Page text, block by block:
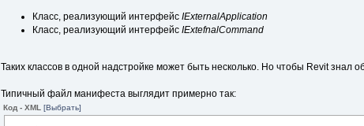
Класс, реализующий интерфейсIExternalApplication
Класс, реализующий интерфейсIExtefnalCommand
Таких классов в одной надстройке может быть несколько. Но чтобы Revit
Типичный файл манифеста выглядит примерно так:
Код - XML[Выбрать]